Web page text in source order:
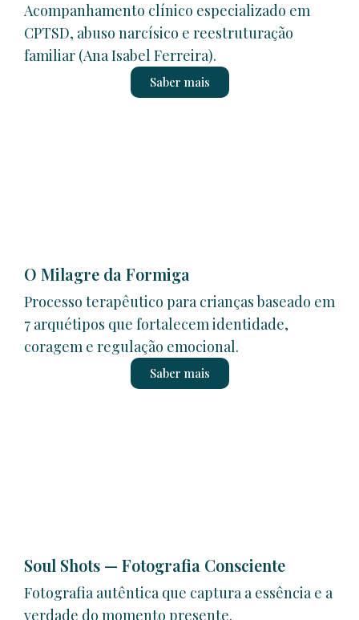
Acompanhamento clínico especializado em
CPTSD, abuso narcísico e reestruturação
familiar (Ana Isabel Ferreira).
Saber mais
O Milagre da Formiga
Processo terapêutico para crianças baseado em
7 arquétipos que fortalecem identidade,
coragem e regulação emocional.
Saber mais
Soul Shots — Fotografia Consciente
Fotografia autêntica que captura a essência e a
verdade do momento presente.